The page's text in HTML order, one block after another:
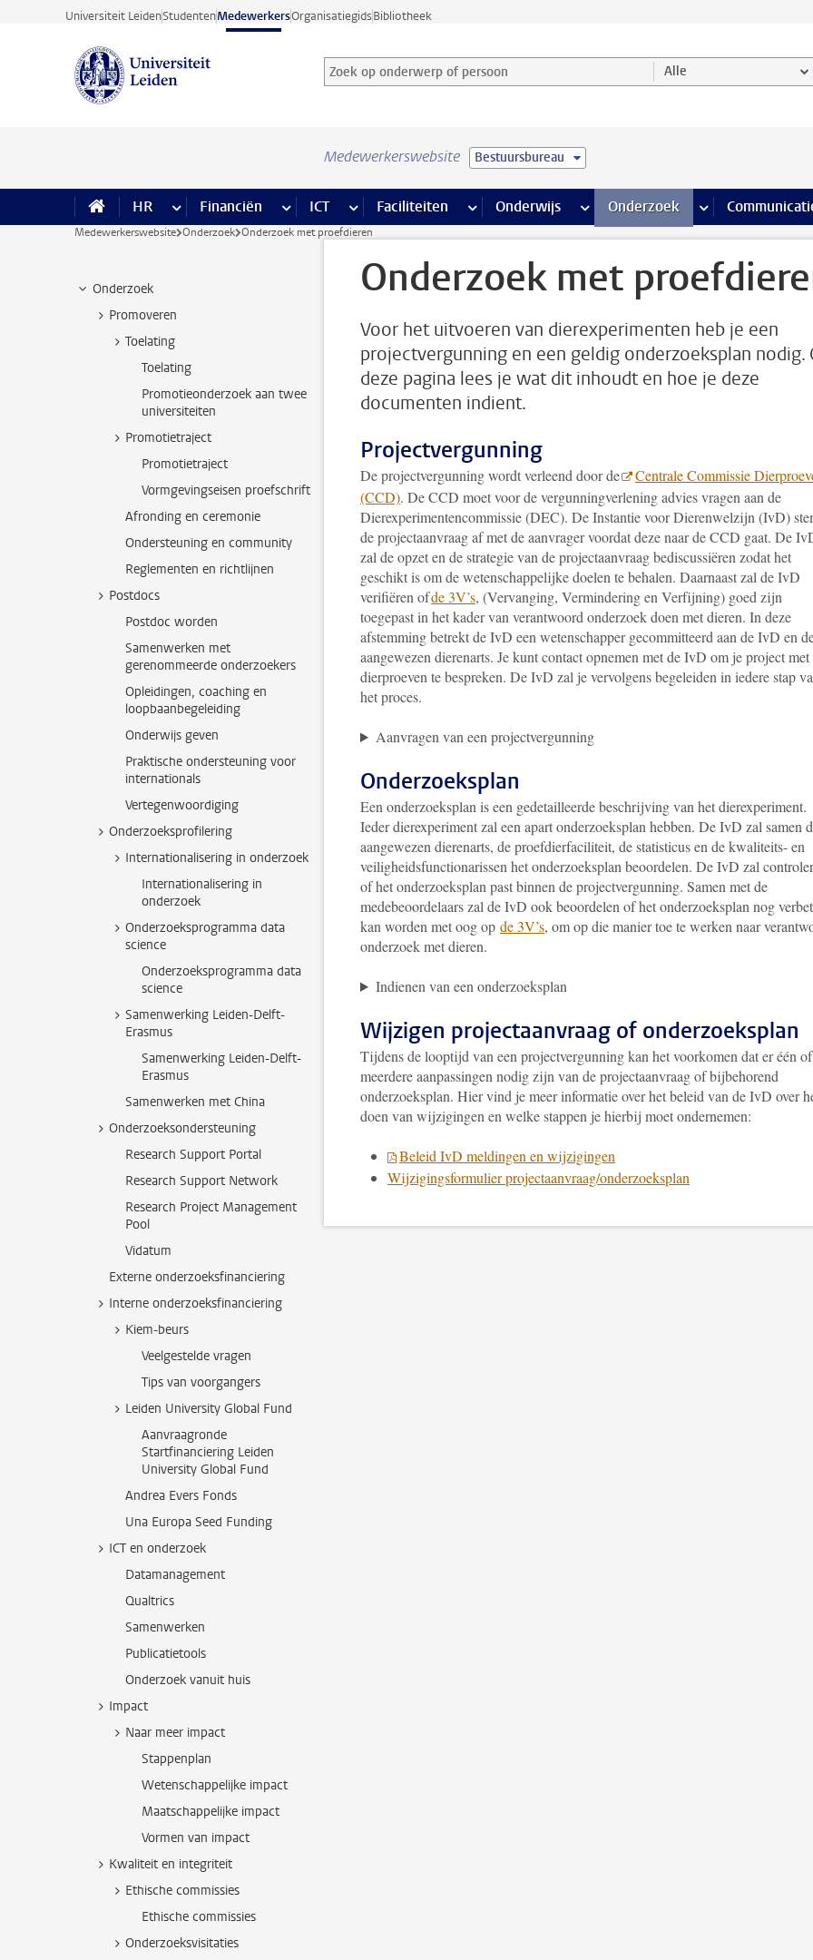
Ga direct naar de inhoud
Universiteit LeidenStudentenMedewerkersOrganisatiegidsBibliotheek
Zoek op onderwerp of persoon en selecteer categorie
Zoekterm Alle
Medewerkerswebsite Bestuursbureau
HR meer HR pagina’s
Financiën meer Financiën pagina’s
ICT meer ICT pagina’s
Faciliteiten meer Faciliteiten pagina’s
Onderwijs meer Onderwijs pagina’s
Onderzoek meer Onderzoek
Medewerkerswebsite Onderzoek Onderzoek met proefdieren
Onderzoek
Promoveren
Toelating
Toelating
Promotieonderzoek aan twee
universiteiten
Promotietraject
Promotietraject
Vormgevingseisen proefschrift
Afronding en ceremonie
Ondersteuning en community
Reglementen en richtlijnen
Postdocs
Postdoc worden
Samenwerken met
gerenommeerde onderzoekers
Opleidingen, coaching en
loopbaanbegeleiding
Onderwijs geven
Praktische ondersteuning voor
internationals
Vertegenwoordiging
Onderzoeksprofilering
Internationalisering in onderzoek
Internationalisering in
onderzoek
Onderzoeksprogramma data
science
Onderzoeksprogramma data
science
Samenwerking Leiden-Delft-
Erasmus
Samenwerking Leiden-Delft-
Erasmus
Samenwerken met China
Onderzoeksondersteuning
Research Support Portal
Research Support Network
Research Project Management
Pool
Vidatum
Externe onderzoeksfinanciering
Interne onderzoeksfinanciering
Kiem-beurs
Veelgestelde vragen
Tips van voorgangers
Leiden University Global Fund
Aanvraagronde
Startfinanciering Leiden
University Global Fund
Andrea Evers Fonds
Una Europa Seed Funding
ICT en onderzoek
Datamanagement
Qualtrics
Samenwerken
Publicatietools
Onderzoek vanuit huis
Impact
Naar meer impact
Stappenplan
Wetenschappelijke impact
Maatschappelijke impact
Vormen van impact
Kwaliteit en integriteit
Ethische commissies
Ethische commissies
Onderzoeksvisitaties
Onderzoek met
Voor het uitvoeren van dierexperimenten heb je een
projectvergunning en een geldig onderzoeksplan nodig.
deze pagina lees je wat dit inhoudt en hoe je deze
documenten indient.
Projectvergunning
De projectvergunning wordt verleend door de
Centrale Commissie
(CCD). De CCD moet voor de vergunningverlening advies vragen aan de
Dierexperimentencommissie (DEC). De Instantie voor Dierenwelzijn (IvD)
de projectaanvraag af met de aanvrager voordat deze naar de CCD gaat. De
zal de opzet en de strategie van de projectaanvraag bediscussiëren zodat het
geschikt is om de wetenschappelijke doelen te behalen. Daarnaast zal de IvD
verifiëren ofde 3V’s, (Vervanging, Vermindering en Verfijning) goed zijn
toegepast in het kader van verantwoord onderzoek doen met dieren. In deze
afstemming betrekt de IvD een wetenschapper gecommitteerd aan de IvD en
aangewezen dierenarts. Je kunt contact opnemen met de IvD om je project met
dierproeven te bespreken. De IvD zal je vervolgens begeleiden in iedere stap
het proces.
Aanvragen van een projectvergunning
Onderzoeksplan
Een onderzoeksplan is een gedetailleerde beschrijving van het dierexperiment.
Ieder dierexperiment zal een apart onderzoeksplan hebben. De IvD zal samen
aangewezen dierenarts, de proefdierfaciliteit, de statisticus en de kwaliteits- en
veiligheidsfunctionarissen het onderzoeksplan beoordelen. De IvD zal
of het onderzoeksplan past binnen de projectvergunning. Samen met de
medebeoordelaars zal de IvD ook beoordelen of het onderzoeksplan nog
kan worden met oog op de 3V’s, om op die manier toe te werken naar
onderzoek met dieren.
Indienen van een onderzoeksplan
Wijzigen projectaanvraag of onderzoeksplan
Tijdens de looptijd van een projectvergunning kan het voorkomen dat er één of
meerdere aanpassingen nodig zijn van de projectaanvraag of bijbehorend
onderzoeksplan. Hier vind je meer informatie over het beleid van de IvD over
doen van wijzigingen en welke stappen je hierbij moet ondernemen:
Beleid IvD meldingen en wijzigingen
Wijzigingsformulier projectaanvraag/onderzoeksplan